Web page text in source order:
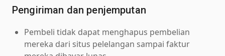
Pengiriman dan penjemputan
Pembeli tidak dapat menghapus pembelian
mereka dari situs pelelangan sampai faktur